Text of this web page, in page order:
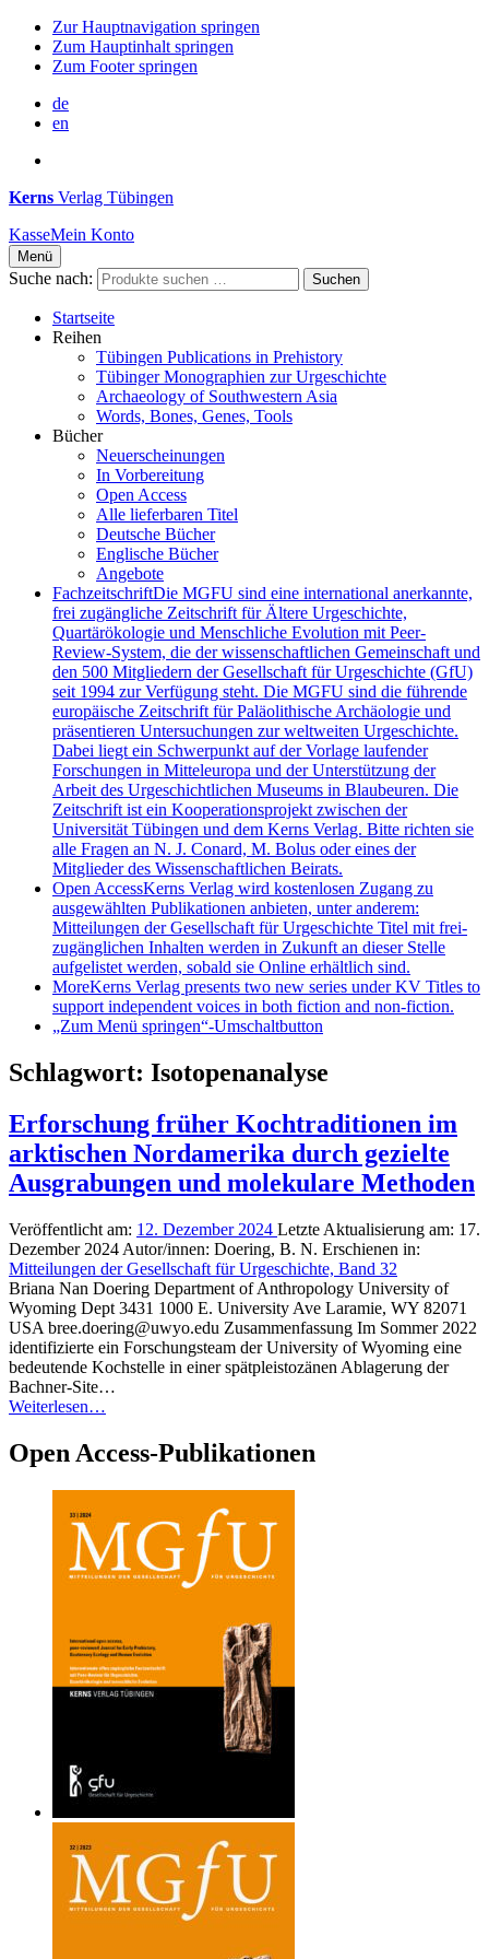
Zur Hauptnavigation springen
Zum Hauptinhalt springen
Zum Footer springen
de
en
Kerns Verlag Tübingen
KasseMein Konto
Menü
Suche nach: Suchen
Startseite
Reihen
Tübingen Publications in Prehistory
Tübinger Monographien zur Urgeschichte
Archaeology of Southwestern Asia
Words, Bones, Genes, Tools
Bücher
Neuerscheinungen
In Vorbereitung
Open Access
Alle lieferbaren Titel
Deutsche Bücher
Englische Bücher
Angebote
FachzeitschriftDie MGFU sind eine international anerkannte,
frei zugängliche Zeitschrift für Ältere Urgeschichte,
Quartärökologie und Menschliche Evolution mit Peer-
Review-System, die der wissenschaftlichen Gemeinschaft und
den 500 Mitgliedern der Gesellschaft für Urgeschichte (GfU)
seit 1994 zur Verfügung steht. Die MGFU sind die führende
europäische Zeitschrift für Paläolithische Archäologie und
präsentieren Untersuchungen zur weltweiten Urgeschichte.
Dabei liegt ein Schwerpunkt auf der Vorlage laufender
Forschungen in Mitteleuropa und der Unterstützung der
Arbeit des Urgeschichtlichen Museums in Blaubeuren. Die
Zeitschrift ist ein Kooperationsprojekt zwischen der
Universität Tübingen und dem Kerns Verlag. Bitte richten sie
alle Fragen an N. J. Conard, M. Bolus oder eines der
Mitglieder des Wissenschaftlichen Beirats.
Open AccessKerns Verlag wird kostenlosen Zugang zu
ausgewählten Publikationen anbieten, unter anderem:
Mitteilungen der Gesellschaft für Urgeschichte Titel mit frei-
zugänglichen Inhalten werden in Zukunft an dieser Stelle
aufgelistet werden, sobald sie Online erhältlich sind.
MoreKerns Verlag presents two new series under KV Titles to
support independent voices in both fiction and non-fiction.
„Zum Menü springen“-Umschaltbutton
Schlagwort: Isotopenanalyse
Erforschung früher Kochtraditionen im
arktischen Nordamerika durch gezielte
Ausgrabungen und molekulare Methoden
Veröffentlicht am: 12. Dezember 2024 Letzte Aktualisierung am: 17.
Dezember 2024 Autor/innen: Doering, B. N. Erschienen in:
Mitteilungen der Gesellschaft für Urgeschichte, Band 32
Briana Nan Doering Department of Anthropology University of
Wyoming Dept 3431 1000 E. University Ave Laramie, WY 82071
USA bree.doering@uwyo.edu Zusammenfassung Im Sommer 2022
identifizierte ein Forschungsteam der University of Wyoming eine
bedeutende Kochstelle in einer spätpleistozänen Ablagerung der
Bachner-Site…
Weiterlesen…
Open Access-Publikationen